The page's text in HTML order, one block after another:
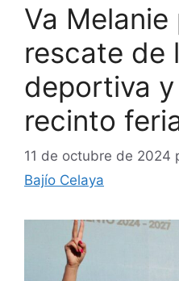
Va Melanie
rescate de
deportiva
recinto
11 de octubre de 2024
Bajío Celaya